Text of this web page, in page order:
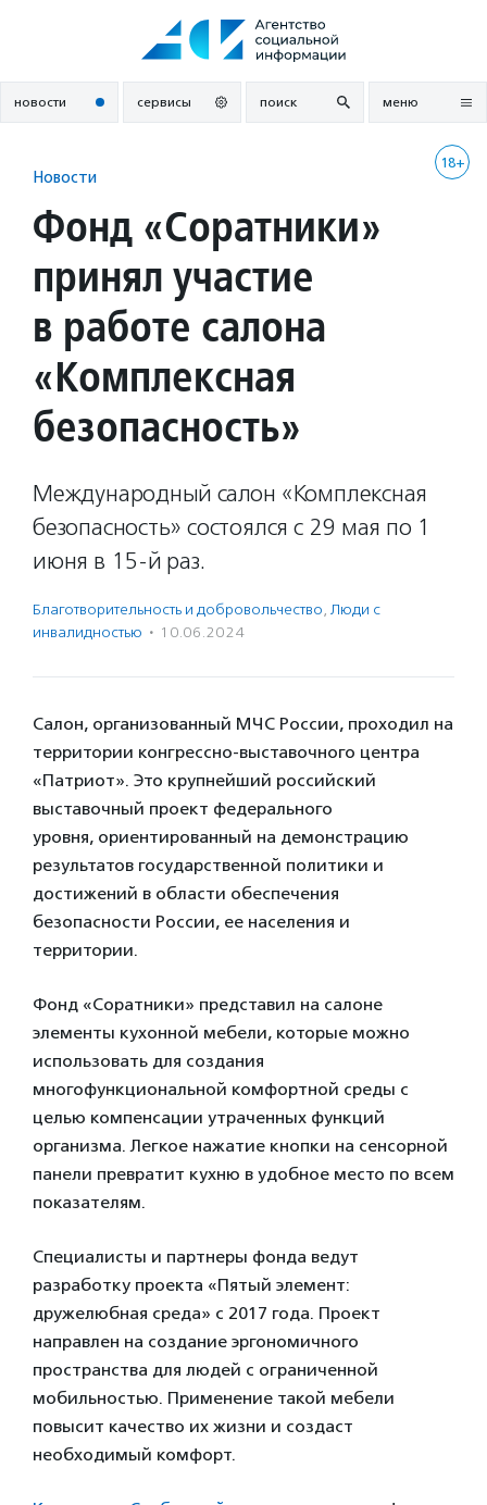
новости сервисы поиск меню
18+
Новости
Фонд «Соратники»
принял участие
в работе салона
«Комплексная
безопасность»
Международный салон «Комплексная
безопасность» состоялся с 29 мая по 1
июня в 15-й раз.
Благотвори­тель­ность и доброволь­чест­во, Люди с
инвалидностью · 10.06.2024
Салон, организованный МЧС России, проходил на
территории конгрессно-выставочного центра
«Патриот». Это крупнейший российский
выставочный проект федерального
уровня, ориентированный на демонстрацию
результатов государственной политики и
достижений в области обеспечения
безопасности России, ее населения и
территории.
Фонд «Соратники» представил на салоне
элементы кухонной мебели, которые можно
использовать для создания
многофункциональной комфортной среды с
целью компенсации утраченных функций
организма. Легкое нажатие кнопки на сенсорной
панели превратит кухню в удобное место по всем
показателям.
Специалисты и партнеры фонда ведут
разработку проекта «Пятый элемент:
дружелюбная среда» с 2017 года. Проект
направлен на создание эргономичного
пространства для людей с ограниченной
мобильностью. Применение такой мебели
повысит качество их жизни и создаст
необходимый комфорт.